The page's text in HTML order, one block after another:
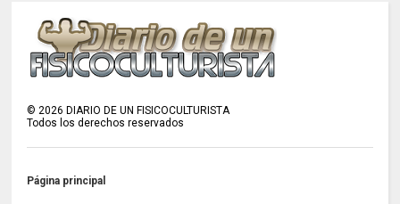
© 2026 DIARIO DE UN FISICOCULTURISTA
Todos los derechos reservados
Página principal